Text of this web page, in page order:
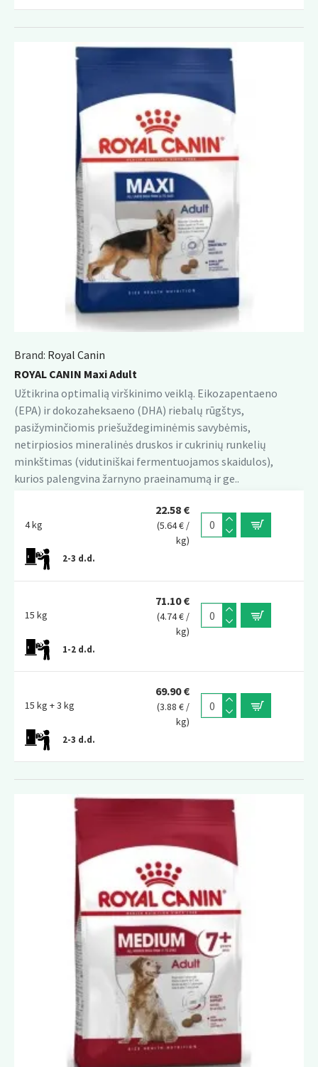
Brand: Royal Canin
ROYAL CANIN Maxi Adult
Užtikrina optimalią virškinimo veiklą. Eikozapentaeno
(EPA) ir dokozaheksaeno (DHA) riebalų rūgštys,
pasižyminčiomis priešuždegiminėmis savybėmis,
netirpiosios mineralinės druskos ir cukrinių runkelių
minkštimas (vidutiniškai fermentuojamos skaidulos),
kurios palengvina žarnyno praeinamumą ir ge..
4 kg
2-3 d.d.
22.58 €
(5.64 € /
kg)
15 kg
1-2 d.d.
71.10 €
(4.74 € /
kg)
15 kg + 3 kg
2-3 d.d.
69.90 €
(3.88 € /
kg)